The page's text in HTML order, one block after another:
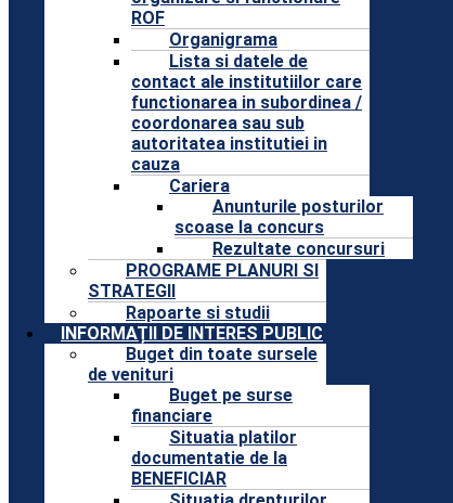
ROF
Organigrama
Lista si datele de
contact ale institutiilor care
functionarea in subordinea /
coordonarea sau sub
autoritatea institutiei in
cauza
Cariera
Anunturile posturilor
scoase la concurs
Rezultate concursuri
PROGRAME PLANURI SI
STRATEGII
Rapoarte si studii
INFORMAȚII DE INTERES PUBLIC
Buget din toate sursele
de venituri
Buget pe surse
financiare
Situatia platilor
documentatie de la
BENEFICIAR